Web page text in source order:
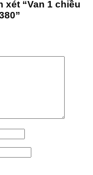
xét “Van 1 chiều